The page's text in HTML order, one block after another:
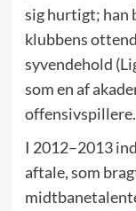
sig hurtigt; han
klubbens
syvendehold
som en af
offensivspillere.
I 2012–2013
aftale, som